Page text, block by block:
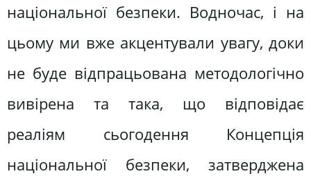
національної безпеки. Водночас, і на
цьому ми вже акцентували увагу, доки
не буде відпрацьована методологічно
вивірена та така, що відповідає
реаліям сьогодення Концепція
національної безпеки, затверджена